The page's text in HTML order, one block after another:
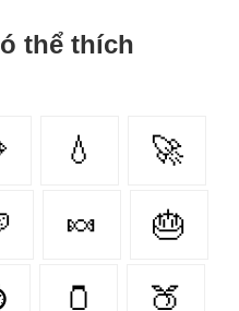
thể thích
💧 🚀
🍬 🎂
🫙 🍑